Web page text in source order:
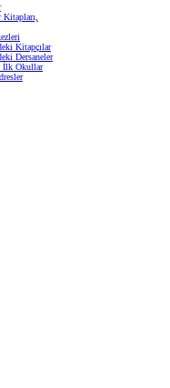
Kitapçılar
Dersaneler
İlk Okullar